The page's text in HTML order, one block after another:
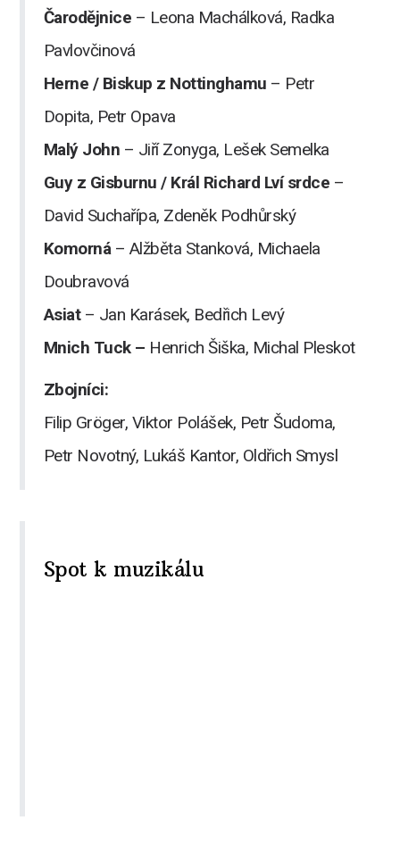
Čarodějnice – Leona Machálková, Radka
Pavlovčinová
Herne / Biskup z Nottinghamu – Petr
Dopita, Petr Opava
Malý John – Jiří Zonyga, Lešek Semelka
Guy z Gisburnu / Král Richard Lví srdce –
David Suchařípa, Zdeněk Podhůrský
Komorná – Alžběta Stanková, Michaela
Doubravová
Asiat – Jan Karásek, Bedřich Levý
Mnich Tuck – Henrich Šiška, Michal Pleskot
Zbojníci:
Filip Gröger, Viktor Polášek, Petr Šudoma,
Petr Novotný, Lukáš Kantor, Oldřich Smysl
Spot k muzikálu